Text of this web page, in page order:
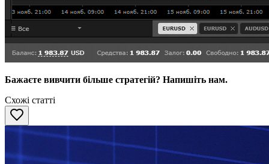
Бажаєте вивчити більше стратегій? Напишіть нам.
Схожі статті